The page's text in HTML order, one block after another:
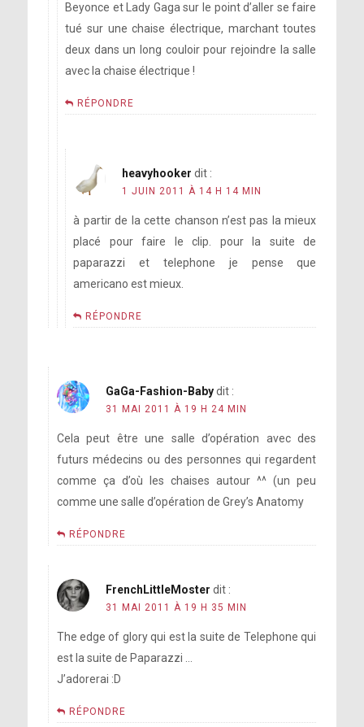
Beyonce et Lady Gaga sur le point d’aller se faire
tué sur une chaise électrique, marchant toutes
deux dans un long couloir pour rejoindre la salle
avec la chaise électrique !
RÉPONDRE
heavyhooker dit :
1 JUIN 2011 À 14 H 14 MIN
à partir de la cette chanson n’est pas la mieux
placé pour faire le clip. pour la suite de
paparazzi et telephone je pense que
americano est mieux.
RÉPONDRE
GaGa-Fashion-Baby dit :
31 MAI 2011 À 19 H 24 MIN
Cela peut être une salle d’opération avec des
futurs médecins ou des personnes qui regardent
comme ça d’où les chaises autour ^^ (un peu
comme une salle d’opération de Grey’s Anatomy
RÉPONDRE
FrenchLittleMoster dit :
31 MAI 2011 À 19 H 35 MIN
The edge of glory qui est la suite de Telephone qui
est la suite de Paparazzi …
J’adorerai :D
RÉPONDRE